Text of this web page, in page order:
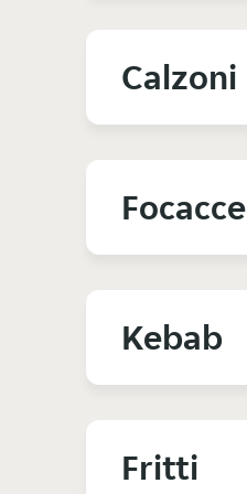
Calzoni
Focacce
Kebab
Fritti